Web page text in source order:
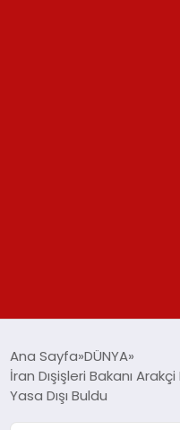
SPOR
Ana Sayfa DÜNYA
İran Dışişleri Bakanı
Yasa Dışı Buldu